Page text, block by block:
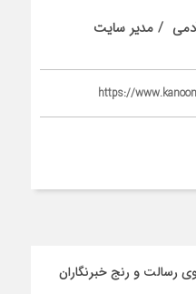
/ مدیر سایت
https://
رسالت و رنج خبرنگاران